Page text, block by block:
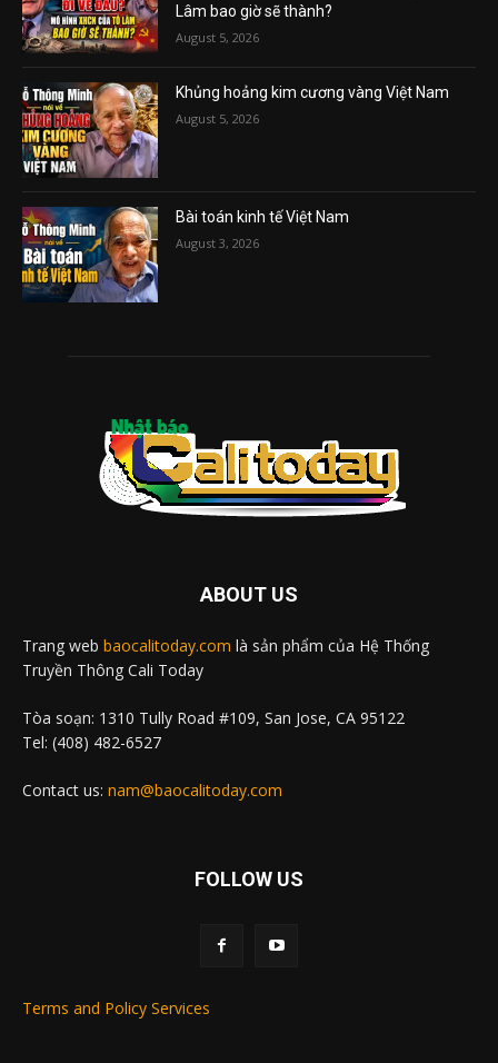
Lâm bao giờ sẽ thành?
August 5, 2026
Khủng hoảng kim cương vàng Việt Nam
August 5, 2026
Bài toán kinh tế Việt Nam
August 3, 2026
ABOUT US
Trang web baocalitoday.com là sản phẩm của Hệ Thống
Truyền Thông Cali Today
Tòa soạn: 1310 Tully Road #109, San Jose, CA 95122
Tel: (408) 482-6527
Contact us: nam@baocalitoday.com
FOLLOW US
Terms and Policy Services